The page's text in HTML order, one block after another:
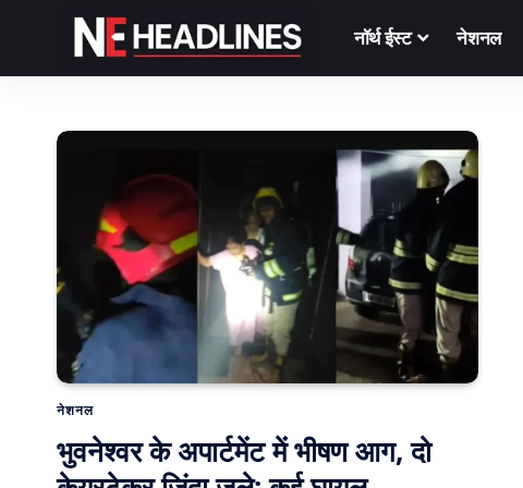
नॉर्थ ईस्ट नेशनल
नेशनल
भुवनेश्वर के अपार्टमेंट में भीषण आग, दो